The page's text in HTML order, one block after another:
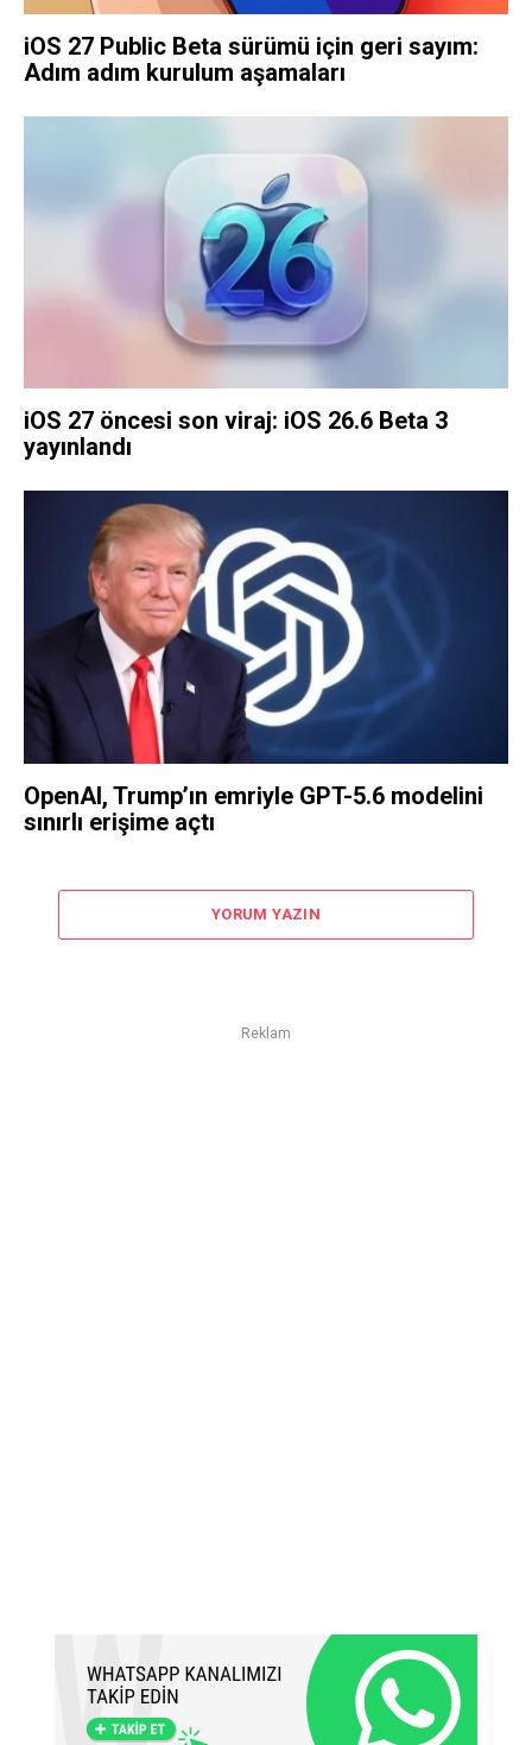
iOS 27 Public Beta sürümü için geri sayım:
Adım adım kurulum aşamaları
iOS 27 öncesi son viraj: iOS 26.6 Beta 3
yayınlandı
OpenAI, Trump’ın emriyle GPT-5.6 modelini
sınırlı erişime açtı
YORUM YAZIN
Reklam